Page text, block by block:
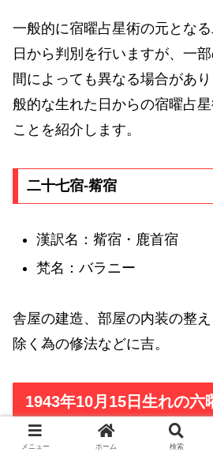
一般的に宿曜占星術の元とな
日から判別を行いますが、一
間によっても異なる場合があ
般的な生れた日からの宿曜占
ことを紹介します。
二十七宿-觜宿
漢訳名：觜宿・鹿首宿
梵名：バラニー
舎屋の建造、部屋の内装の整
除く為の修法などに吉。
1943年10月15日生れの六
メニュー ホーム 検索